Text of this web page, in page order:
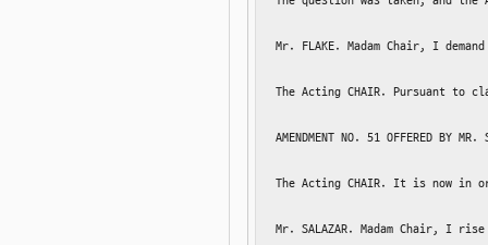
Mr. FLAKE. Madam Chair, I
The Acting CHAIR. Pursuant to
AMENDMENT NO. 51 OFFERED BY MR.
The Acting CHAIR. It is now in
Mr. SALAZAR. Madam Chair, I